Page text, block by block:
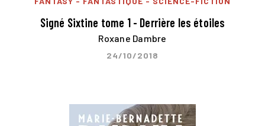
Signé Sixtine tome 1 - Derrière les étoiles
Roxane Dambre
24/10/2018